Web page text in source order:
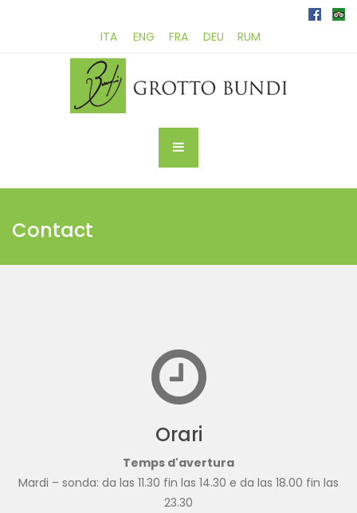
ITA ENG FRA DEU RUM
Contact
Orari
Temps d'avertura
Mardi – sonda: da las 11.30 fin las 14.30 e da las 18.00 fin las
23.30